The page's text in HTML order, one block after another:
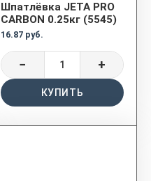
Шпатлёвка JETA PRO
CARBON 0.25кг (5545)
16.87 руб.
− +
КУПИТЬ